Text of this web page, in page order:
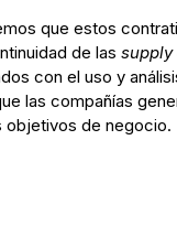
que estos
de las
con el uso y
las compañías
objetivos de negocio.